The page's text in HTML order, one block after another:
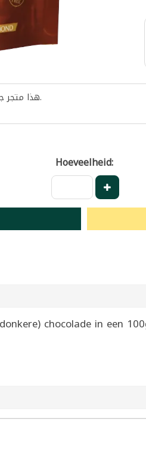
هذا متجر.
Hoeveelheid:
chocolade in een